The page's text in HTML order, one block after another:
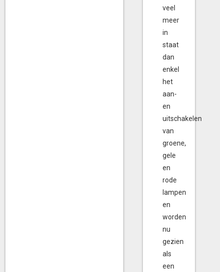
veel
meer
in
staat
dan
enkel
het
aan-
en
uitschakelen
van
groene,
gele
en
rode
lampen
en
worden
nu
gezien
als
een